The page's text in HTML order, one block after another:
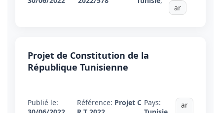
ar
Projet de Constitution de la
République Tunisienne
Publié le:
Référence: Projet C Pays:
ar